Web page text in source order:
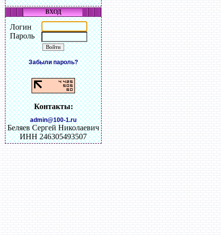
ВХОД
Логин
Пароль
Забыли пароль?
Контакты:
admin@100-1.ru
Беляев Сергей Николаевич
ИНН 246305493507